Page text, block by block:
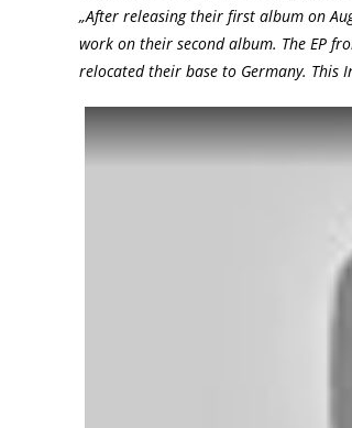
„After releasing their first album on
work on their second album. The EP
relocated their base to Germany. This